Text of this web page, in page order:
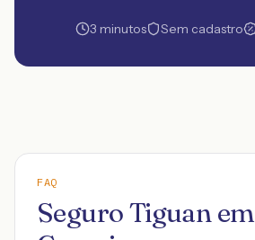
3 minutos Sem cadastro
FAQ
Seguro Tiguan em